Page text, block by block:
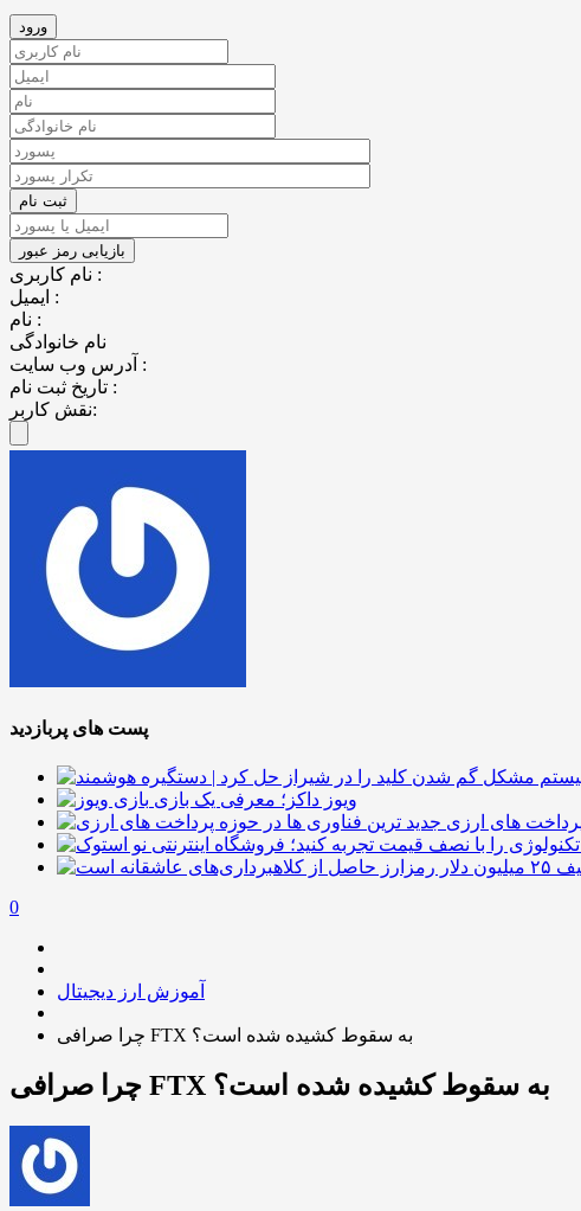
نام کاربری :
ایمیل :
نام :
نام خانوادگی
آدرس وب سایت :
تاریخ ثبت نام :
نقش کاربر:
پست های پربازدید
ویوز داکز؛ معرفی یک بازی
های ارزی
0
آموزش ارز دیجیتال
چرا صرافی FTX به سقوط کشیده شده است؟
چرا صرافی FTX به سقوط کشیده شده است؟